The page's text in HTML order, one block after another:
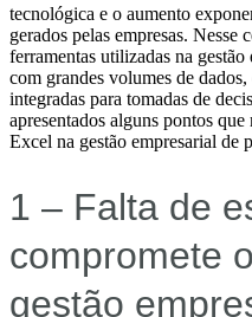
tecnológica e o aumento
gerados pelas empresas. Nesse
ferramentas utilizadas na
com grandes volumes de
integradas para tomadas de
apresentados alguns pontos
Excel na gestão empresarial de
1 – Falta de
compromete
gestão